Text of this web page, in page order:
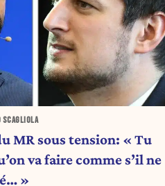
SCAGLIOLA
MR sous tension: « Tu
va faire comme s’il ne
»